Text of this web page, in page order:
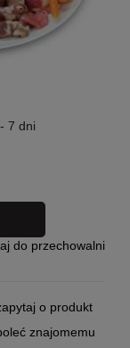
7 dni
do przechowalni
o produkt
znajomemu